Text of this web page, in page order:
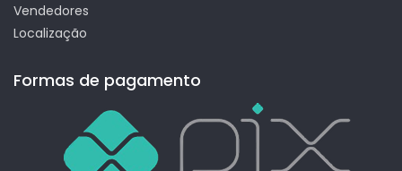
Vendedores
Localização
Formas de pagamento